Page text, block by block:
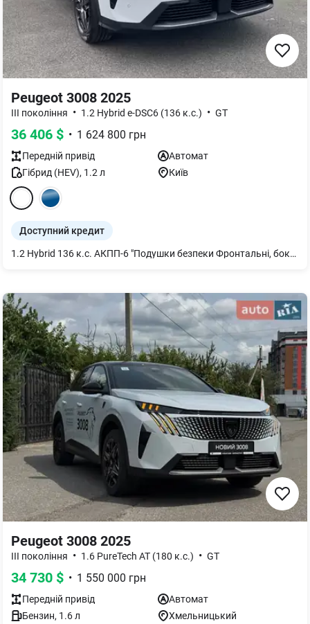
Peugeot 3008 2025
III покоління • 1.2 Hybrid e-DSC6 (136 к.с.) • GT
36 406 $ • 1 624 800 грн
Передній привід
Автомат
Гібрид (HEV), 1.2л Київ
Доступний кредит
1.2 Hybrid 136 к.с. АКПП-6 "Подушки безпеки Фронтальні, бокові для водія та переднього пасажира Шторки безпеки для першого, другого ряду сидінь Система кріплення дитячих автокрісел ISOFIX (на бічних кріслах задніх сидінь)" "Електронні помічники ABS антиблокувальна система гальм ESP електронна система стабілізації ASR антибуксувальна система EBA система допомоги при екстреному гальмуванні" " Grip Control - забезпечення оптимального зчеплення шин з дорожнім покриттям HADC система допомоги при рушанні на підйомі UE02 Система моніторингу тиску в шинах" "Пакет БЕЗПЕКА GT Система попередження про зіткнення та екстреного гальмування у міському циклі руху AEBS3 (радар+камера) Система розпізнавання дорожніх знаків Асистент утримання в смузі руху Lane Keeping Assist Адаптивний круїз-контроль Stop&Go з обмежувачем швидкості" "Peugeot Panoramic i-Cockpit® концепція організації простору навколо водія: 21"" HD-екран. Частина екрану навпроти водія - нечутлива, центральна частина екрану - чутлива до дотику. Бездротовий Mirror Screen (Android Auto, Apple Car Play) Bluetooth з можливістю підключення 2х телефонів одночасно, 4 USB (type C) PEUGEOT Virtual i-Toggles із 10 настроюваними ярликами Навігація" "Пакет БЕЗПЕКА GT ПЛЮС: Система допомоги при зміні смуги руху Lane change assist - long range (ZVM9) Система попередження про поперечний рух позаду Rear Cross Traffic Alert Асистент утримання обраної позиції в смузі руху Lane Positioning Assist Сигналізація (AB13) Бездротова зарядка, 15 Вт (E301) Камера 360° (4 камери) (IG36) Зовнішні дзеркала заднього виду з функцією автоскладання, LED підсвіткою і налаштуванням позиції при реверсі(HU24)" Фарба металік (БІЛИЙ SUM0 Система автоматичного включення фар Pixel LED Technology світлодіодні матричні фари з інтегрованим режимом протитуманних фар та функцією статичного направленого освітлення, адаптивним дальнім світлом. Світлодіодні денні ходові вогні з інтегрованими вказівниками поворотів Full LED задні світлодіодні ліхтарі 6 динаміків : 2 високочастотні+2 низькочастотні попереду, 2 широкосмугові позаду Оздоблення салону: Alcantara з елементами темної шкіри, чорна стеля Мультифункціональне кермо із суцільно зернистої шкіри, прострочкою, хромованими вставками, лого "GT"
Peugeot 3008 2025
III покоління • 1.6 PureTech AT (180 к.с.) • GT
34 730 $ • 1 550 000 грн
Передній привід
Автомат
Бензин, 1.6л Хмельницький